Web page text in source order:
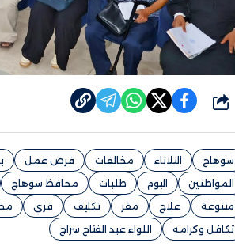
شارك
سوهاج الثلاثاء مخالفات فرص عمل
المواطنين
اليوم طلبات محافظ سوهاج
متنوعة
علاج مقر تكليف قري
تكافل وكرامه
اللواء عبد الفتاح سراج